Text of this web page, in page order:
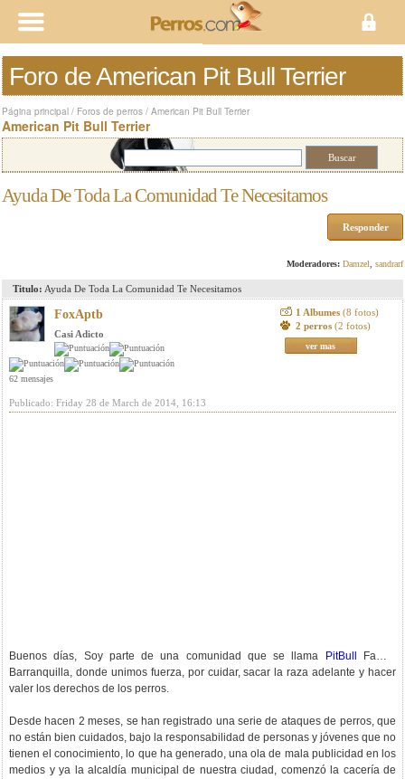
Foro de American Pit Bull Terrier
Página principal / Foros de perros / American Pit Bull Terrier
American Pit Bull Terrier
Ayuda De Toda La Comunidad Te Necesitamos
Responder
Moderadores: Damzel sandrarf
Titulo: Ayuda De Toda La Comunidad Te Necesitamos
FoxAptb
Casi Adicto
62 mensajes
1 Albumes (8 fotos)
2 perros (2 fotos)
ver mas
Publicado: Friday 28 de March de 2014, 16:13
Buenos días, Soy parte de una comunidad que se llama PitBull
Family
Barranquilla, donde unimos fuerza, por cuidar, sacar la raza adelante y hacer
valer los derechos de los perros.
Desde hacen 2 meses, se han registrado una serie de ataques de perros, que
no están bien cuidados, bajo la responsabilidad de personas y jóvenes que no
tienen el conocimiento, lo que ha generado, una ola de mala publicidad en los
medios y ya la alcaldía municipal de nuestra ciudad, comenzó la cacería de